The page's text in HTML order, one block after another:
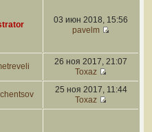
03 июн 2018, 15:56
pavelm
26 ноя 2017, 21:07
Toxaz
25 ноя 2017, 11:44
Toxaz